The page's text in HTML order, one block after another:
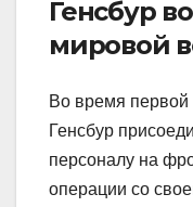
Генсбур
мировой
Во время
Генсбур
персоналу на
операции со